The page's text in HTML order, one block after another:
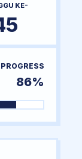
KE-
PROGRESS
86%